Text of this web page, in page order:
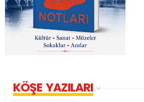
KÖŞE YAZILARI